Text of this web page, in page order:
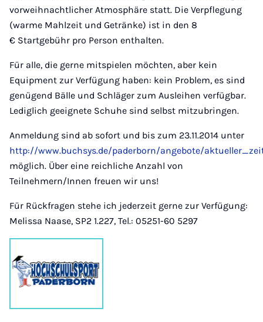
vorweihnachtlicher Atmosphäre statt. Die Verpflegung
(warme Mahlzeit und Getränke) ist in den 8
€ Startgebühr pro Person enthalten.
Für alle, die gerne mitspielen möchten, aber kein
Equipment zur Verfügung haben: kein Problem, es sind
genügend Bälle und Schläger zum Ausleihen verfügbar.
Lediglich geeignete Schuhe sind selbst mitzubringen.
Anmeldung sind ab sofort und bis zum 23.11.2014 unter
http://www.buchsys.de/paderborn/angebote/
möglich. Über eine reichliche Anzahl von
Teilnehmern/Innen freuen wir uns!
Für Rückfragen stehe ich jederzeit gerne zur Verfügung:
Melissa Naase, SP2 1.227, Tel.: 05251-60 5297